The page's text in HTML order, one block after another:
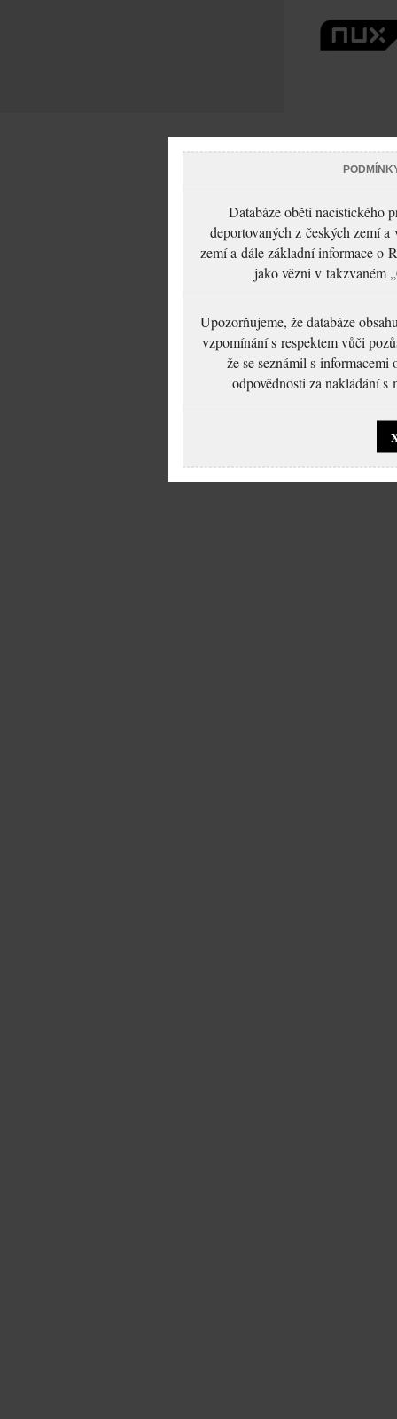
Databáze obětí nacistického
deportovaných z českých zemí
zemí a dále základní informace o
jako vězni v takzvaném
Upozorňujeme, že databáze
vzpomínání s respektem vůči
že se seznámil s
odpovědnosti za nakládání